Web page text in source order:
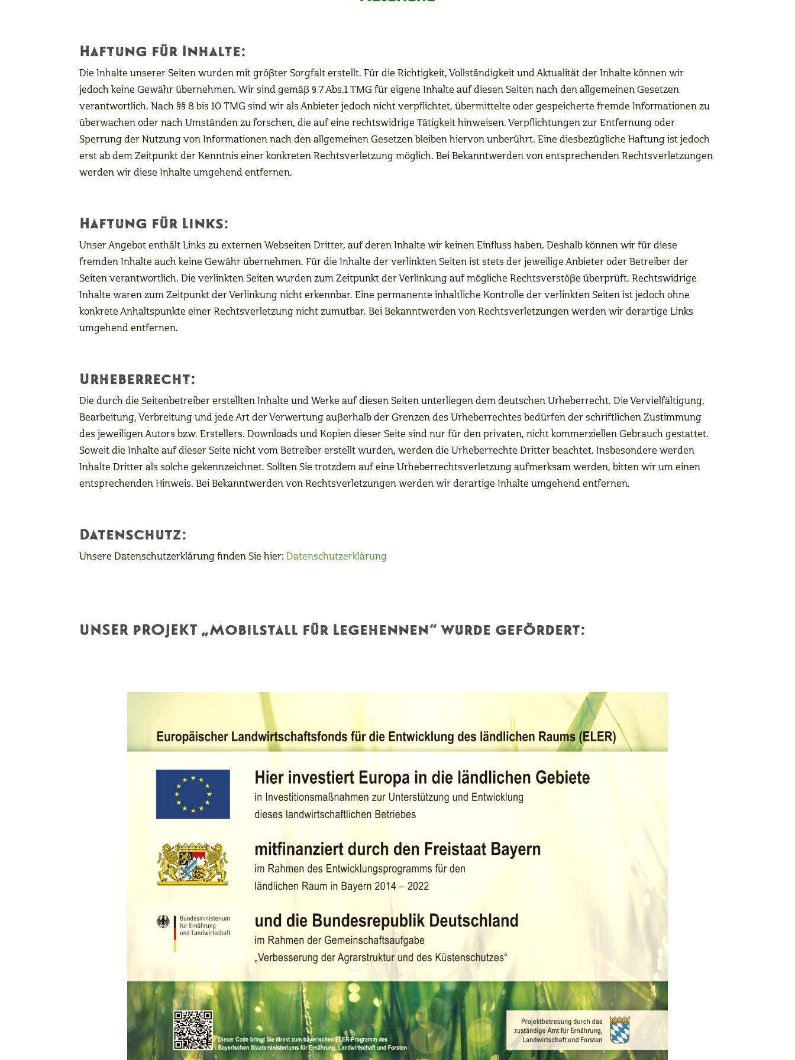
Haftung für Inhalte:
Die Inhalte unserer Seiten wurden mit größter Sorgfalt erstellt. Für die Richtigkeit, Vollständigkeit und Aktualität der Inhalte können wir
jedoch keine Gewähr übernehmen. Wir sind gemäß § 7 Abs.1 TMG für eigene Inhalte auf diesen Seiten nach den allgemeinen Gesetzen
verantwortlich. Nach §§ 8 bis 10 TMG sind wir als Anbieter jedoch nicht verpflichtet, übermittelte oder gespeicherte fremde Informationen zu
überwachen oder nach Umständen zu forschen, die auf eine rechtswidrige Tätigkeit hinweisen. Verpflichtungen zur Entfernung oder
Sperrung der Nutzung von Informationen nach den allgemeinen Gesetzen bleiben hiervon unberührt. Eine diesbezügliche Haftung ist jedoch
erst ab dem Zeitpunkt der Kenntnis einer konkreten Rechtsverletzung möglich. Bei Bekanntwerden von entsprechenden Rechtsverletzungen
werden wir diese Inhalte umgehend entfernen.
Haftung für Links:
Unser Angebot enthält Links zu externen Webseiten Dritter, auf deren Inhalte wir keinen Einfluss haben. Deshalb können wir für diese
fremden Inhalte auch keine Gewähr übernehmen. Für die Inhalte der verlinkten Seiten ist stets der jeweilige Anbieter oder Betreiber der
Seiten verantwortlich. Die verlinkten Seiten wurden zum Zeitpunkt der Verlinkung auf mögliche Rechtsverstöße überprüft. Rechtswidrige
Inhalte waren zum Zeitpunkt der Verlinkung nicht erkennbar. Eine permanente inhaltliche Kontrolle der verlinkten Seiten ist jedoch ohne
konkrete Anhaltspunkte einer Rechtsverletzung nicht zumutbar. Bei Bekanntwerden von Rechtsverletzungen werden wir derartige Links
umgehend entfernen.
Urheberrecht:
Die durch die Seitenbetreiber erstellten Inhalte und Werke auf diesen Seiten unterliegen dem deutschen Urheberrecht. Die Vervielfältigung,
Bearbeitung, Verbreitung und jede Art der Verwertung außerhalb der Grenzen des Urheberrechtes bedürfen der schriftlichen Zustimmung
des jeweiligen Autors bzw. Erstellers. Downloads und Kopien dieser Seite sind nur für den privaten, nicht kommerziellen Gebrauch gestattet.
Soweit die Inhalte auf dieser Seite nicht vom Betreiber erstellt wurden, werden die Urheberrechte Dritter beachtet. Insbesondere werden
Inhalte Dritter als solche gekennzeichnet. Sollten Sie trotzdem auf eine Urheberrechtsverletzung aufmerksam werden, bitten wir um einen
entsprechenden Hinweis. Bei Bekanntwerden von Rechtsverletzungen werden wir derartige Inhalte umgehend entfernen.
Datenschutz:
Unsere Datenschutzerklärung finden Sie hier:Datenschutzerklärung
UNSER pROJEKT „Mobilstall für Legehennen“ wurde gefördert: